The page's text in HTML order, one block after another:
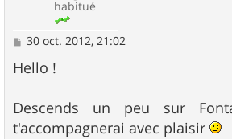
habitué
M
s
s
g
e
30 oct. 2012, 21:02
Hello !
Descends un peu sur
t'accompagnerai avec plaisir